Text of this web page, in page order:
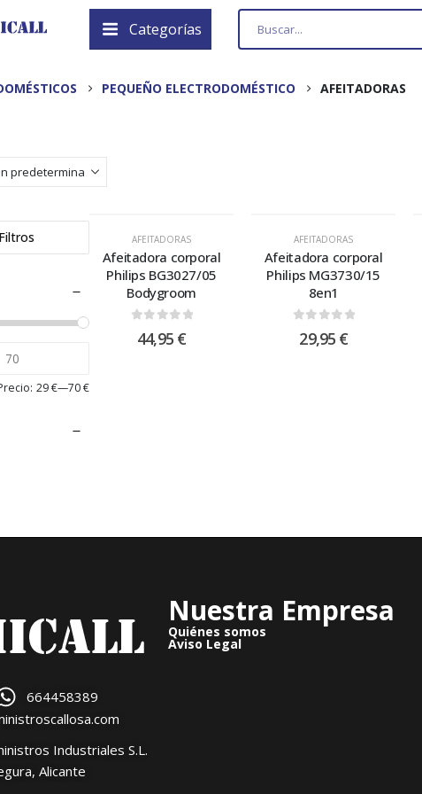
Categorías
PEQUEÑO ELECTRODOMÉSTICO AFEITADORAS
29 €—70 €
AFEITADORAS
Afeitadora corporal
Philips BG3027/05
Bodygroom
44,95 €
AFEITADORAS
Afeitadora corporal
Philips MG3730/15
8en1
29,95 €
664458389
Industriales S.L.
Alicante
Nuestra Empresa
Quiénes somos
Aviso Legal